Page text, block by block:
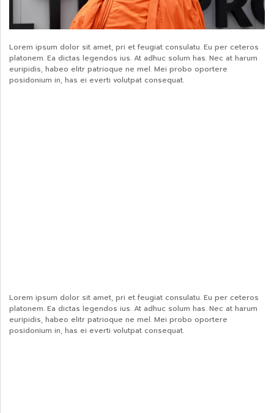
Lorem ipsum dolor sit amet, pri et feugiat consulatu. Eu per ceteros
platonem. Ea dictas legendos ius. At adhuc solum has. Nec at harum
euripidis, habeo elitr patrioque ne mel. Mei probo oportere
posidonium in, has ei everti volutpat consequat.
Lorem ipsum dolor sit amet, pri et feugiat consulatu. Eu per ceteros
platonem. Ea dictas legendos ius. At adhuc solum has. Nec at harum
euripidis, habeo elitr patrioque ne mel. Mei probo oportere
posidonium in, has ei everti volutpat consequat.